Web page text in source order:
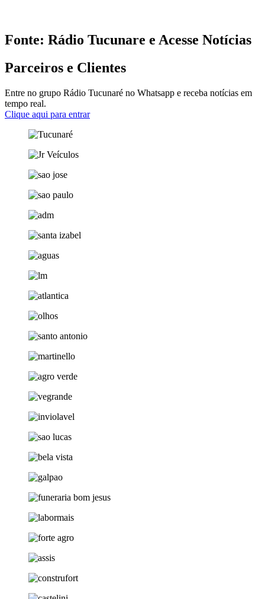
Fonte: Rádio Tucunare e Acesse Notícias
Parceiros e Clientes
Entre no grupo Rádio Tucunaré no Whatsapp e receba notícias em
tempo real.
Clique aqui para entrar